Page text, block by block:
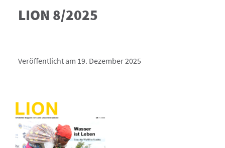
LION 8/2025
Veröffentlicht am 19. Dezember 2025